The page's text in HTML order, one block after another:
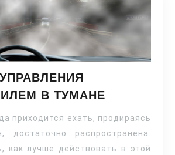
В ТУМАНЕ
приходится ехать, продираясь
достаточно распространена.
как лучше действовать в этой